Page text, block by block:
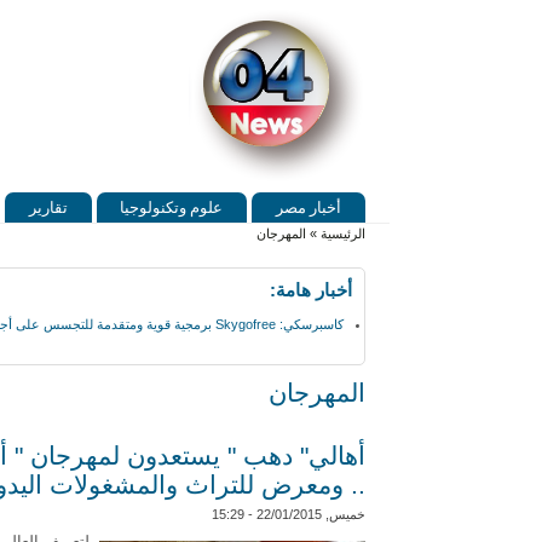
القائمة الرئيسية
أخبار مصر علوم وتكنولوجيا
تقارير
أنت هناالرئيسية» المهرجان
أخبار هامة:
كاسبرسكي: Skygofree برمجية قوية ومتقدمة للتجسس على أجهزة أندرويد
المهرجان
أهالي" دهب " يستعدون لمهرجان
.. ومعرض للتراث والمشغولات
خميس, 22/01/2015 - 15:29